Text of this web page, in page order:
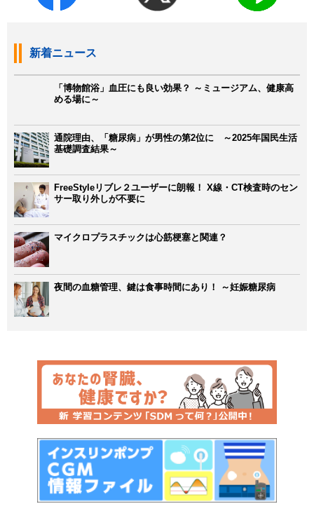
新着ニュース
「博物館浴」血圧にも良い効果？ ～ミュージアム、健康高
める場に～
通院理由、「糖尿病」が男性の第2位に ～2025年国民生活
基礎調査結果～
FreeStyleリブレ２ユーザーに朗報！ X線・CT検査時のセン
サー取り外しが不要に
マイクロプラスチックは心筋梗塞と関連？
夜間の血糖管理、鍵は食事時間にあり！ ～妊娠糖尿病